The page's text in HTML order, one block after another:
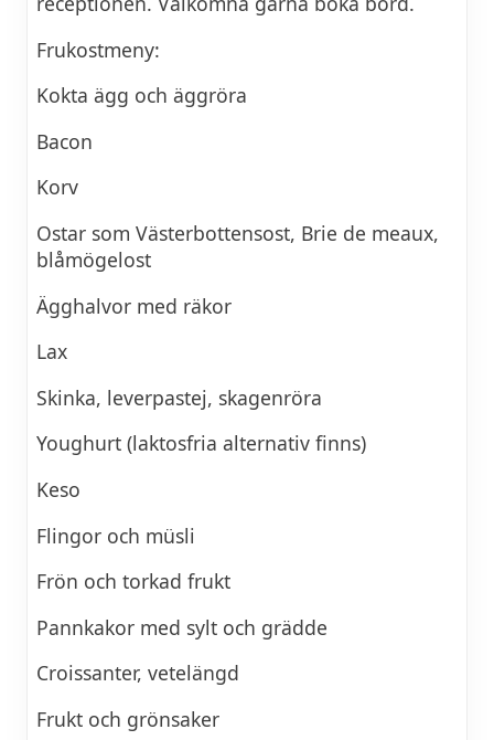
Frukostmeny:
Kokta ägg och äggröra
Bacon
Korv
Ostar som Västerbottensost, Brie de meaux,
blåmögelost
Ägghalvor med räkor
Lax
Skinka, leverpastej, skagenröra
Youghurt (laktosfria alternativ finns)
Keso
Flingor och müsli
Frön och torkad frukt
Pannkakor med sylt och grädde
Croissanter, vetelängd
Frukt och grönsaker